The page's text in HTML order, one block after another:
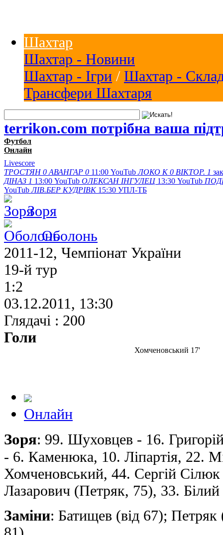
Шахтар
Шахтар - Новини
Шахтар - Ігри / Шахтар -
Трансфери Шахтаря
terrikon.com потрібна ваша
Футбол
Онлайн
Livescore
ТРОСТЯН 0 АВАНГАР 0 11:00 YouTub ЛОКО К 0 ВІКТОР. 1
ДІНАЗ 1 13:00 YouTub ОЛЕКСАН ІНГУЛЕЦ 13:30 YouTub
YouTub ЛІВ.БЕР КУДРІВК 15:30 УПЛ-ТБ
Зоря
Оболонь
2011-12, Чемпіонат України
19-й тур
1:2
03.12.2011, 13:30
Глядачі : 200
Голи
Хомченовський 17'
Онлайн
Зоря: 99. Шуховцев - 16.
- 6. Каменюка, 10. Лiпартiя, 22.
Хомченовський, 44. Сергiй
Лазарович (Петряк, 75), 33. Білий
Заміни: Батищев (від 67);